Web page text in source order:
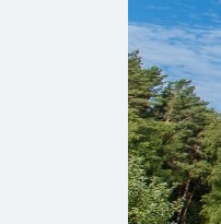
menu